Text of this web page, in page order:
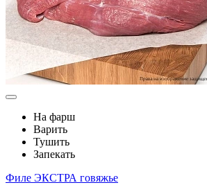
На фарш
Варить
Тушить
Запекать
Филе ЭКСТРА говяжье